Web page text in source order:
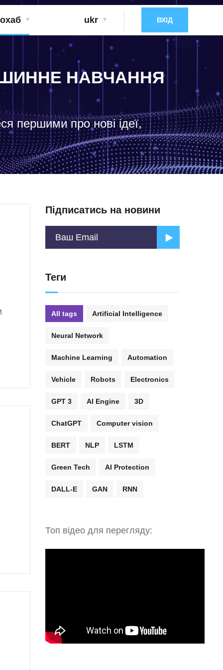
ukr ВХІД
НАВЧАННЯ
першими про нові ідеї,
Підписатись на новини
Теги
All tags Artificial Intelligence
Neural Network
Machine Learning Automation
Vehicle Robots Electronics
GPT 3 AI Engine 3D
ChatGPT Computer vision
BERT NLP LSTM
Green Tech AI Protection
DALL-E GAN RNN
Топ відео для перегляду: